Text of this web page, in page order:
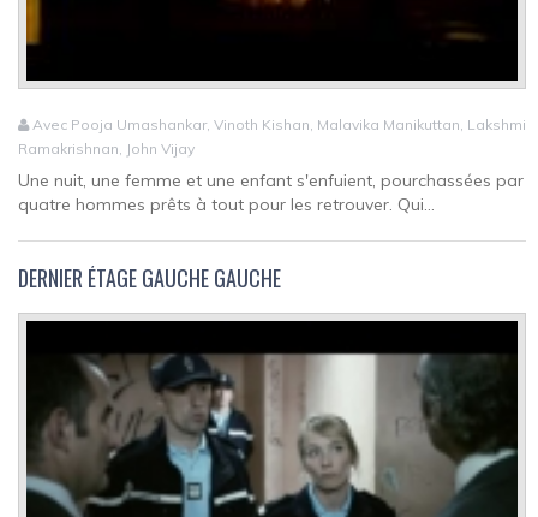
Avec Pooja Umashankar, Vinoth Kishan, Malavika Manikuttan, Lakshmi
Ramakrishnan, John Vijay
Une nuit, une femme et une enfant s'enfuient, pourchassées par
quatre hommes prêts à tout pour les retrouver. Qui...
DERNIER ÉTAGE GAUCHE GAUCHE